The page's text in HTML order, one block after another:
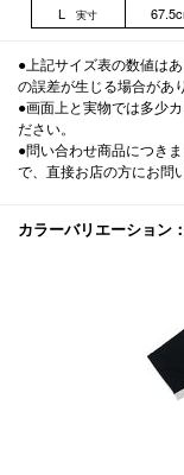
L
実寸
●上記サイズ表の数値は
の誤差が生じる場合があ
●画面上と実物では多少
ださい。
●問い合わせ商品につき
で、直接お店の方にお問
カラーバリエーション：